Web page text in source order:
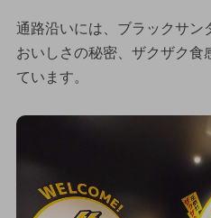
通路沿いには、ブラックサン
おいしさの秘密、ザクザク食
ています。